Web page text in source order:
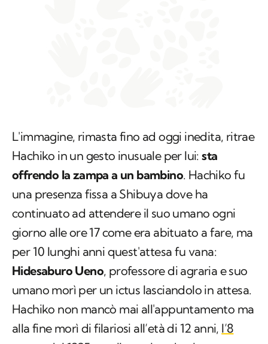
una presenza fissa a Shibuya dove ha
continuato ad attendere il suo umano ogni
giorno alle ore 17 come era abituato a fare, ma
per 10 lunghi anni quest'attesa fu vana:
Hidesaburo Ueno, professore di agraria e suo
umano morì per un ictus lasciandolo in attesa.
Hachiko non mancò mai all'appuntamento ma
alla fine morì di filariosi all’età di 12 anni, l’8
marzo del 1935, ma il suo ricordo vive ancora
grazie almonumento a lui dedicato.